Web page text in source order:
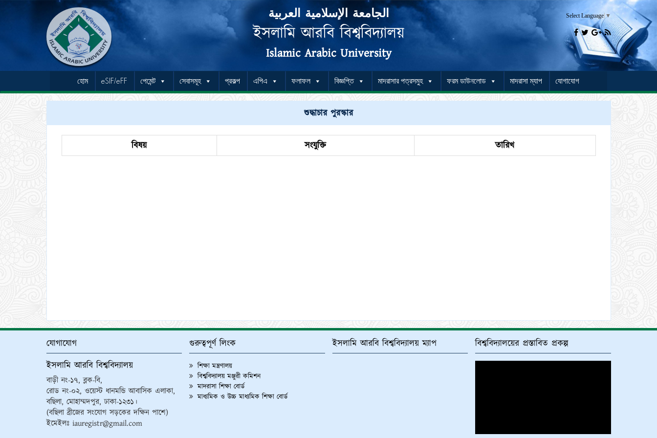
الجامعة الإسلامية العربية
ইসলামি আরবি বিশ্ববিদ্যালয়
Islamic Arabic University
Select Language ▼
   
হোম eSIF/eFF পেমেন্ট সেবাসমূহ প্রকল্প এপিএ ফলাফল বিজ্ঞপ্তি মাদরাসার পত্রসমুহ ফরম ডাউনলোড মাদরাসা ম্যাপ যোগাযোগ
শুদ্ধাচার পুরস্কার
বিষয় সংযুক্তি তারিখ
যোগাযোগ
ইসলামি আরবি বিশ্ববিদ্যালয়
বাড়ী নং-১৭, ব্লক-বি,
রোড নং-০২, ওয়েস্ট ধানমন্ডি আবাসিক এলাকা,
বছিলা, মোহাম্মদপুর, ঢাকা-১২৩১।
(বছিলা ব্রীজের সংযোগ সড়কের দক্ষিন পাশে)
ইমেইলঃ iauregistr@gmail.com
গুরুত্বপূর্ণ লিংক
শিক্ষা মন্ত্রণালয়
বিশ্ববিদ্যালয় মঞ্জুরী কমিশন
মাদরাসা শিক্ষা বোর্ড
মাধ্যমিক ও উচ্চ মাধ্যমিক শিক্ষা বোর্ড
ইসলামি আরবি বিশ্ববিদ্যালয় ম্যাপ বিশ্ববিদ্যালয়ের প্রস্তাবিত প্রকল্প